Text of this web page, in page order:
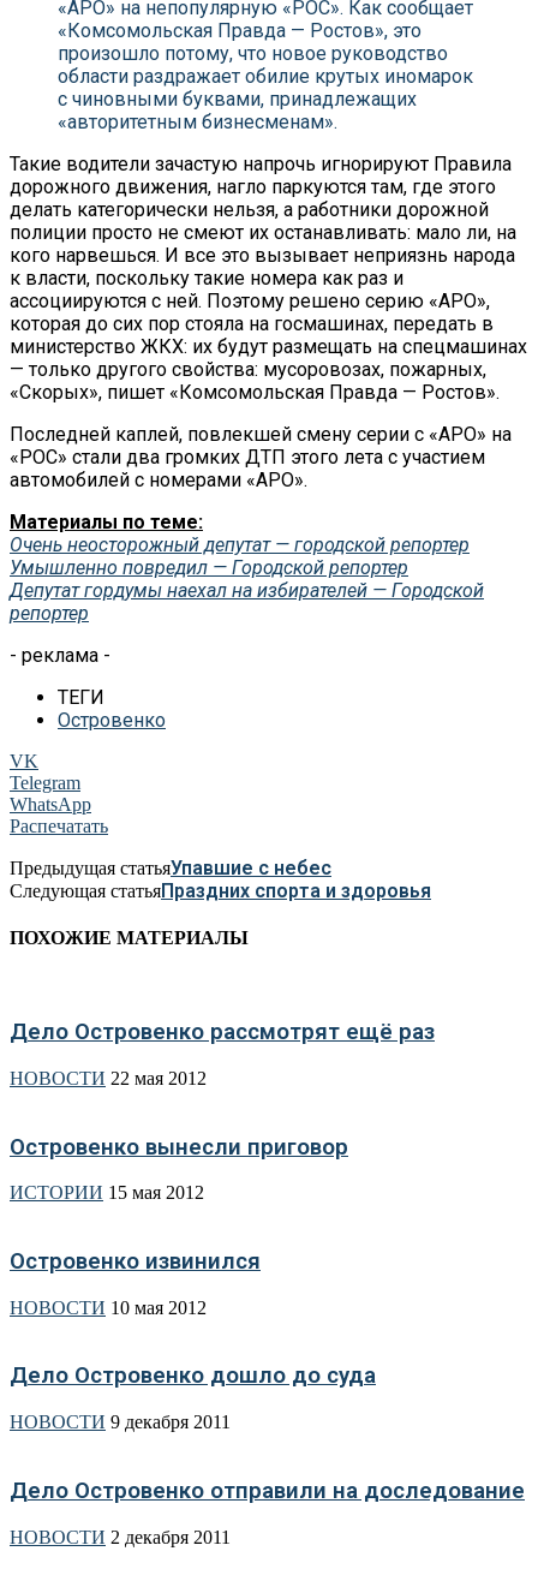
«АРО» на непопулярную «РОС». Как сообщает
«Комсомольская Правда — Ростов», это
произошло потому, что новое руководство
области раздражает обилие крутых иномарок
с чиновными буквами, принадлежащих
«авторитетным бизнесменам».
Такие водители зачастую напрочь игнорируют Правила
дорожного движения, нагло паркуются там, где этого
делать категорически нельзя, а работники дорожной
полиции просто не смеют их останавливать: мало ли, на
кого нарвешься. И все это вызывает неприязнь народа
к власти, поскольку такие номера как раз и
ассоциируются с ней. Поэтому решено серию «АРО»,
которая до сих пор стояла на госмашинах, передать в
министерство ЖКХ: их будут размещать на спецмашинах
— только другого свойства: мусоровозах, пожарных,
«Скорых», пишет «Комсомольская Правда — Ростов».
Последней каплей, повлекшей смену серии с «АРО» на
«РОС» стали два громких ДТП этого лета с участием
автомобилей с номерами «АРО».
Материалы по теме:
Очень неосторожный депутат — городской репортер
Умышленно повредил — Городской репортер
Депутат гордумы наехал на избирателей — Городской
репортер
- реклама -
ТЕГИ
Островенко
VK
Telegram
WhatsApp
Распечатать
Предыдущая статьяУпавшие с небес
Следующая статьяПраздних спорта и здоровья
ПОХОЖИЕ МАТЕРИАЛЫ
Дело Островенко рассмотрят ещё раз
НОВОСТИ 22 мая 2012
Островенко вынесли приговор
ИСТОРИИ 15 мая 2012
Островенко извинился
НОВОСТИ 10 мая 2012
Дело Островенко дошло до суда
НОВОСТИ 9 декабря 2011
Дело Островенко отправили на доследование
НОВОСТИ 2 декабря 2011